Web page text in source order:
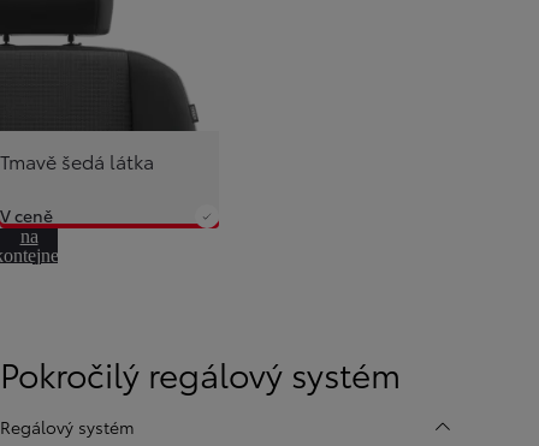
Tmavě šedá látka
V ceně
na
Pokročilý regálový systém
Regálový systém